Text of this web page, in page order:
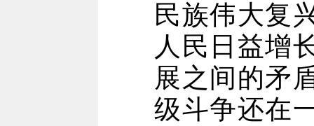
民族伟大复
人民日益增
展之间的矛
级斗争还在